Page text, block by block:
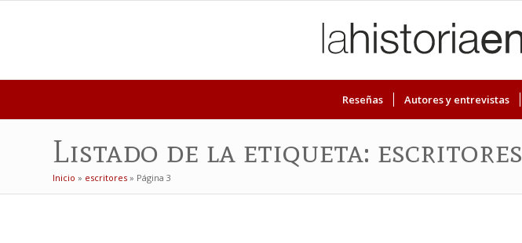
Reseñas Autores y entrevistas
Listado de la etiqueta: escritores
Inicio » escritores » Página 3